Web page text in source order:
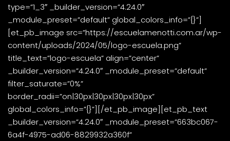
type=”1_3″ _builder_version=”4.24.0″
_module_preset=”default” global_colors_info=”{}”]
[et_pb_image src=”https://escuelamenotti.com.ar/wp-
content/uploads/2024/05/logo-escuela.png”
title_text=”logo-escuela” align=”center”
_builder_version=”4.24.0″ _module_preset=”default”
filter_saturate=”0%”
border_radii=”on|30px|30px|30px|30px”
global_colors_info=”{}”][/et_pb_image][et_pb_text
_builder_version=”4.24.0″ _module_preset=”663bc067-
6a4f-4975-ad06-8829932a360f”